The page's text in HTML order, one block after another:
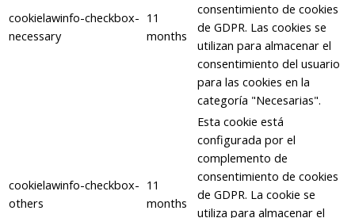
cookielawinfo-checkbox-
necessary
11
months
consentimiento de cookies
de GDPR. Las cookies se
utilizan para almacenar el
consentimiento del usuario
para las cookies en la
categoría "Necesarias".
cookielawinfo-checkbox-
others
11
months
Esta cookie está
configurada por el
complemento de
consentimiento de cookies
de GDPR. La cookie se
utiliza para almacenar el